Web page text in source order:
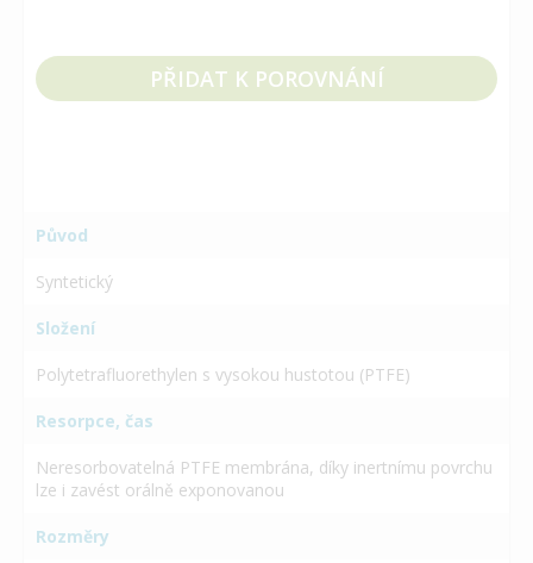
PŘIDAT K POROVNÁNÍ
Původ
Syntetický
Složení
Polytetrafluorethylen s vysokou hustotou (PTFE)
Resorpce, čas
Neresorbovatelná PTFE membrána, díky inertnímu povrchu
lze i zavést orálně exponovanou
Rozměry